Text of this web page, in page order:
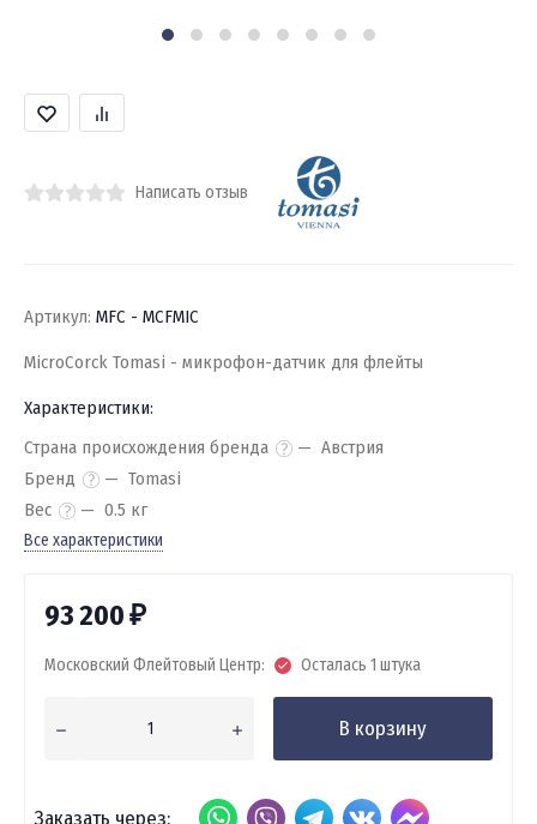
Написать отзыв
Артикул: MFC - MCFMIC
MicroCorck Tomasi - микрофон-датчик для флейты
Характеристики:
Страна происхождения бренда
Австрия
Бренд
Tomasi
Вес
0.5 кг
Все характеристики
93 200₽
Московский Флейтовый Центр: Осталась 1 штука
В корзину
Заказать через: